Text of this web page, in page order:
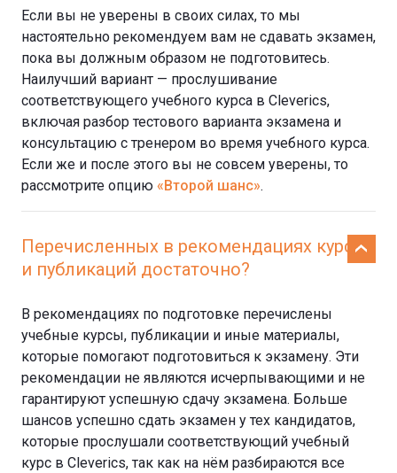
Если вы не уверены в своих силах, то мы
настоятельно рекомендуем вам не сдавать экзамен,
пока вы должным образом не подготовитесь.
Наилучший вариант — прослушивание
соответствующего учебного курса в Cleverics,
включая разбор тестового варианта экзамена и
консультацию с тренером во время учебного курса.
Если же и после этого вы не совсем уверены, то
рассмотрите опцию «Второй шанс».
Перечисленных в рекомендациях курсов
и публикаций достаточно?
В рекомендациях по подготовке перечислены
учебные курсы, публикации и иные материалы,
которые помогают подготовиться к экзамену. Эти
рекомендации не являются исчерпывающими и не
гарантируют успешную сдачу экзамена. Больше
шансов успешно сдать экзамен у тех кандидатов,
которые прослушали соответствующий учебный
курс в Cleverics, так как на нём разбираются все